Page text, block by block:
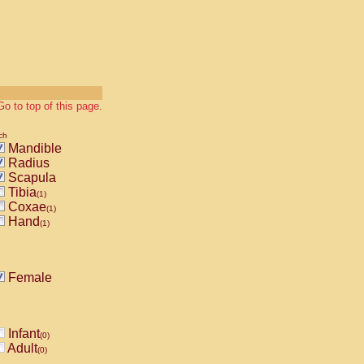
to top of this page.
Mandible
Radius
Scapula
Tibia(1)
Coxae(1)
Hand(1)
Female
Infant(0)
Adult(0)